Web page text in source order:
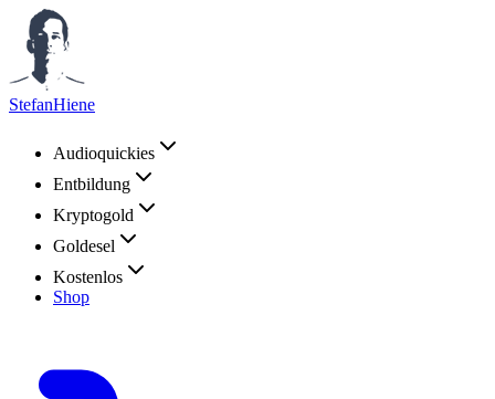
StefanHiene
Audioquickies
Entbildung
Kryptogold
Goldesel
Kostenlos
Shop